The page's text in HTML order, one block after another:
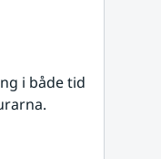
i både tid